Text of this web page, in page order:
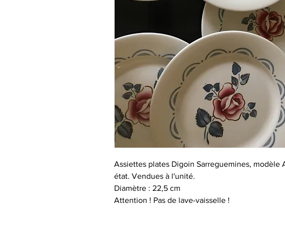
Assiettes plates Digoin Sarreguemines, modèle
état. Vendues à l'unité.
Diamètre : 22,5 cm
Attention ! Pas de lave-vaisselle !